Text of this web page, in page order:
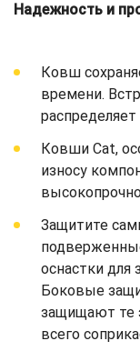
Надежность и
Ковш
времени.
распределяет
Ковши Cat,
износу
Защитите
оснастки для
Боковые
защищают те
всего